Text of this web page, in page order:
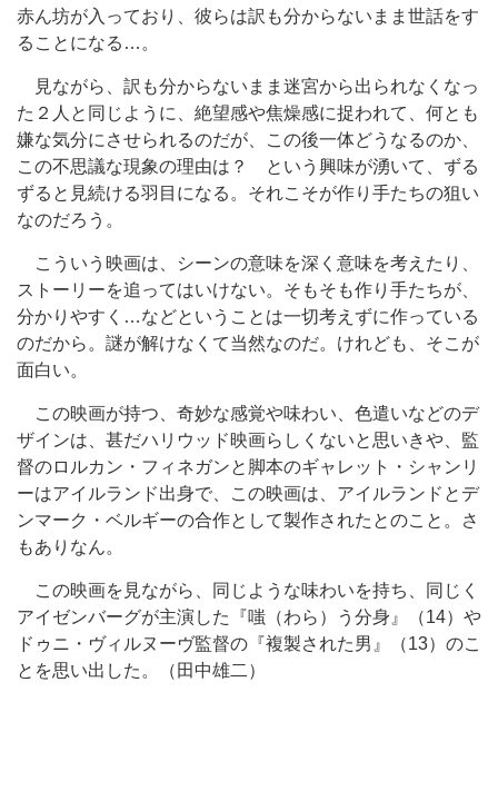
赤ん坊が入っており、彼らは訳も分からないまま世話をす
ることになる…。
見ながら、訳も分からないまま迷宮から出られなくなっ
た２人と同じように、絶望感や焦燥感に捉われて、何とも
嫌な気分にさせられるのだが、この後一体どうなるのか、
この不思議な現象の理由は？ という興味が湧いて、ずる
ずると見続ける羽目になる。それこそが作り手たちの狙い
なのだろう。
こういう映画は、シーンの意味を深く意味を考えたり、
ストーリーを追ってはいけない。そもそも作り手たちが、
分かりやすく…などということは一切考えずに作っている
のだから。謎が解けなくて当然なのだ。けれども、そこが
面白い。
この映画が持つ、奇妙な感覚や味わい、色遣いなどのデ
ザインは、甚だハリウッド映画らしくないと思いきや、監
督のロルカン・フィネガンと脚本のギャレット・シャンリ
ーはアイルランド出身で、この映画は、アイルランドとデ
ンマーク・ベルギーの合作として製作されたとのこと。さ
もありなん。
この映画を見ながら、同じような味わいを持ち、同じく
アイゼンバーグが主演した『嗤（わら）う分身』（14）や
ドゥニ・ヴィルヌーヴ監督の『複製された男』（13）のこ
とを思い出した。（田中雄二）